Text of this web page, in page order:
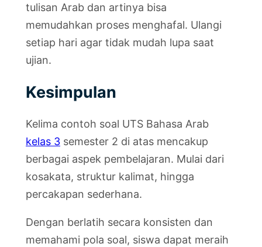
tulisan Arab dan artinya bisa
memudahkan proses menghafal. Ulangi
setiap hari agar tidak mudah lupa saat
ujian.
Kesimpulan
Kelima contoh soal UTS Bahasa Arab
kelas 3 semester 2 di atas mencakup
berbagai aspek pembelajaran. Mulai dari
kosakata, struktur kalimat, hingga
percakapan sederhana.
Dengan berlatih secara konsisten dan
memahami pola soal, siswa dapat meraih